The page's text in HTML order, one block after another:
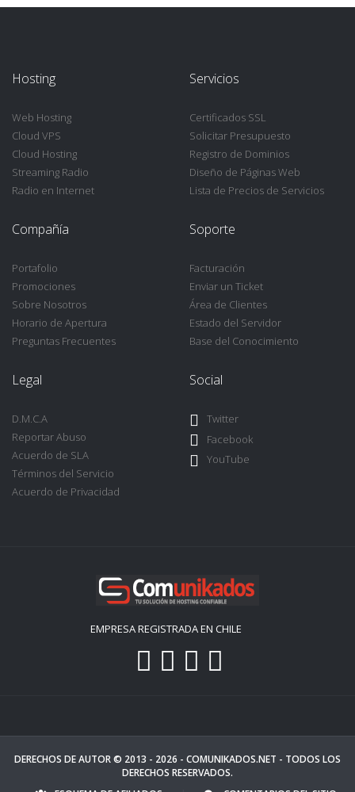
Hosting
Web Hosting
Cloud VPS
Cloud Hosting
Streaming Radio
Radio en Internet
Servicios
Certificados SSL
Solicitar Presupuesto
Registro de Dominios
Diseño de Páginas Web
Lista de Precios de Servicios
Compañía
Portafolio
Promociones
Sobre Nosotros
Horario de Apertura
Preguntas Frecuentes
Soporte
Facturación
Enviar un Ticket
Área de Clientes
Estado del Servidor
Base del Conocimiento
Legal
D.M.C.A
Reportar Abuso
Acuerdo de SLA
Términos del Servicio
Acuerdo de Privacidad
Social
Twitter
Facebook
YouTube
EMPRESA REGISTRADA EN CHILE
DERECHOS DE AUTOR © 2013 - 2026 - COMUNIKADOS.NET - TODOS LOS
DERECHOS RESERVADOS.